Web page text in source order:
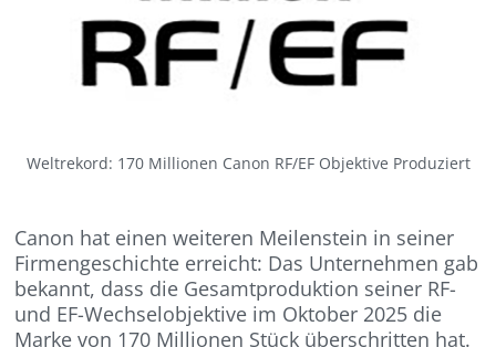
Weltrekord: 170 Millionen Canon RF/EF Objektive Produziert
Canon hat einen weiteren Meilenstein in seiner
Firmengeschichte erreicht: Das Unternehmen gab
bekannt, dass die Gesamtproduktion seiner RF-
und EF-Wechselobjektive im Oktober 2025 die
Marke von 170 Millionen Stück überschritten hat.